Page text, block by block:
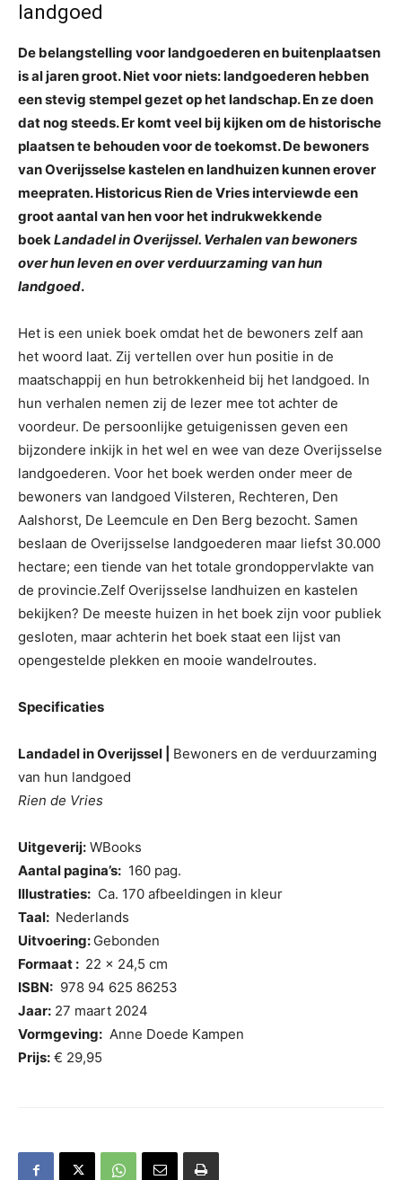
landgoed
De belangstelling voor landgoederen en buitenplaatsen
is al jaren groot. Niet voor niets: landgoederen hebben
een stevig stempel gezet op het landschap. En ze doen
dat nog steeds. Er komt veel bij kijken om de historische
plaatsen te behouden voor de toekomst. De bewoners
van Overijsselse kastelen en landhuizen kunnen erover
meepraten. Historicus Rien de Vries interviewde een
groot aantal van hen voor het indrukwekkende
boekLandadel in Overijssel. Verhalen van bewoners
over hun leven en over verduurzaming van hun
landgoed.
Het is een uniek boek omdat het de bewoners zelf aan
het woord laat. Zij vertellen over hun positie in de
maatschappij en hun betrokkenheid bij het landgoed. In
hun verhalen nemen zij de lezer mee tot achter de
voordeur. De persoonlijke getuigenissen geven een
bijzondere inkijk in het wel en wee van deze Overijsselse
landgoederen. Voor het boek werden onder meer de
bewoners van landgoed Vilsteren, Rechteren, Den
Aalshorst, De Leemcule en Den Berg bezocht. Samen
beslaan de Overijsselse landgoederen maar liefst 30.000
hectare; een tiende van het totale grondoppervlakte van
de provincie.Zelf Overijsselse landhuizen en kastelen
bekijken? De meeste huizen in het boek zijn voor publiek
gesloten, maar achterin het boek staat een lijst van
opengestelde plekken en mooie wandelroutes.
Specificaties
Landadel in Overijssel | Bewoners en de verduurzaming
van hun landgoed
Rien de Vries
Uitgeverij: WBooks
Aantal pagina’s: 160 pag.
Illustraties: Ca. 170 afbeeldingen in kleur
Taal: Nederlands
Uitvoering: Gebonden
Formaat : 22 x 24,5 cm
ISBN: 978 94 625 86253
Jaar: 27 maart 2024
Vormgeving: Anne Doede Kampen
Prijs: € 29,95